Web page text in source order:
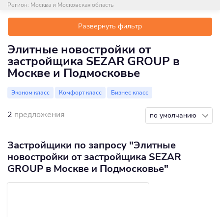
Регион: Москва и Московская область
Развернуть фильтр
Элитные новостройки от
застройщика SEZAR GROUP в
Москве и Подмосковье
Эконом класс Комфорт класс Бизнес класс
2 предложения по умолчанию
Застройщики по запросу "Элитные
новостройки от застройщика SEZAR
GROUP в Москве и Подмосковье"